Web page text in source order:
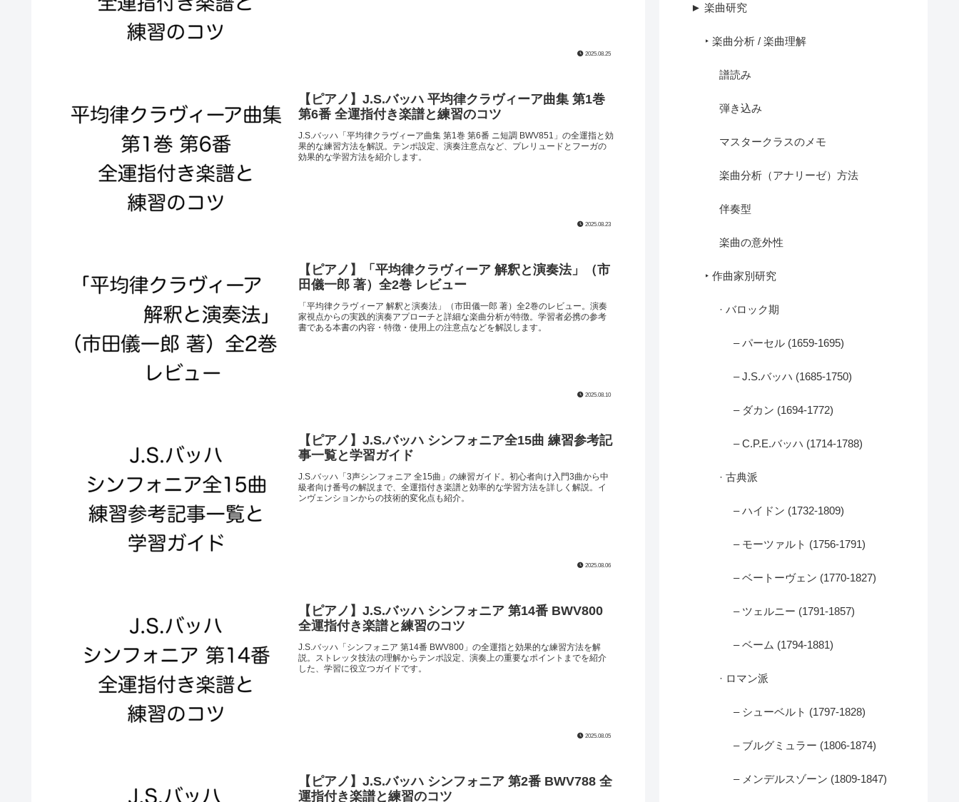
2025.08.25
【ピアノ】J.S.バッハ 平均律クラヴィーア曲集 第1巻
第6番 全運指付き楽譜と練習のコツ
J.S.バッハ「平均律クラヴィーア曲集 第1巻 第6番 ニ短調 BWV851」の全運指と効
果的な練習方法を解説。テンポ設定、演奏注意点など、プレリュードとフーガの
効果的な学習方法を紹介します。
2025.08.23
【ピアノ】「平均律クラヴィーア 解釈と演奏法」（市
田儀一郎 著）全2巻 レビュー
「平均律クラヴィーア 解釈と演奏法」（市田儀一郎 著）全2巻のレビュー。演奏
家視点からの実践的演奏アプローチと詳細な楽曲分析が特徴。学習者必携の参考
書である本書の内容・特徴・使用上の注意点などを解説します。
2025.08.10
【ピアノ】J.S.バッハ シンフォニア全15曲 練習参考記
事一覧と学習ガイド
J.S.バッハ「3声シンフォニア 全15曲」の練習ガイド。初心者向け入門3曲から中
級者向け番号の解説まで、全運指付き楽譜と効率的な学習方法を詳しく解説。イ
ンヴェンションからの技術的変化点も紹介。
2025.08.06
【ピアノ】J.S.バッハ シンフォニア 第14番 BWV800
全運指付き楽譜と練習のコツ
J.S.バッハ「シンフォニア 第14番 BWV800」の全運指と効果的な練習方法を解
説。ストレッタ技法の理解からテンポ設定、演奏上の重要なポイントまでを紹介
した、学習に役立つガイドです。
2025.08.05
【ピアノ】J.S.バッハ シンフォニア 第2番 BWV788 全
運指付き楽譜と練習のコツ
► 楽曲研究
‣ 楽曲分析 / 楽曲理解
譜読み
弾き込み
マスタークラスのメモ
楽曲分析（アナリーゼ）方法
伴奏型
楽曲の意外性
‣ 作曲家別研究
· バロック期
– パーセル (1659-1695)
– J.S.バッハ (1685-1750)
– ダカン (1694-1772)
– C.P.E.バッハ (1714-1788)
· 古典派
– ハイドン (1732-1809)
– モーツァルト (1756-1791)
– ベートーヴェン (1770-1827)
– ツェルニー (1791-1857)
– ベーム (1794-1881)
· ロマン派
– シューベルト (1797-1828)
– ブルグミュラー (1806-1874)
– メンデルスゾーン (1809-1847)